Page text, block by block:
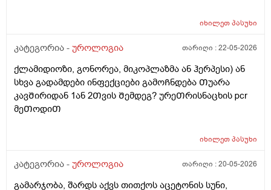
დამიჯდეება ანალიევი ექიმთან ვიზიდი რო ვიცოდე ამ
იხილეთპასუხი
კატეგორია - უროლოგია თარიღი :22-05-2026
ქლამიდიოზი, გონორეა, მიკოპლაზმა ან ჰერპესი) ან
სხვა გადამდები ინფექციები გამოᲩნდება Თუარა
კავᲨირიდან 1ან 2Თვის Შემდეგ? ურეᲗრისნაცხის pcr
მეᲗოდიᲗ
იხილეთპასუხი
კატეგორია - უროლოგია თარიღი :20-05-2026
გამარჯობა, შარდს აქვს თითქოს აცეტონის სუნი,